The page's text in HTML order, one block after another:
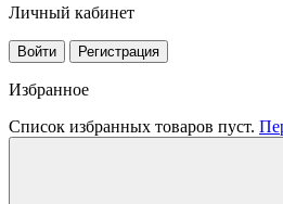
Личный кабинет
Войти Регистрация
Избранное
Список избранных товаров пуст.